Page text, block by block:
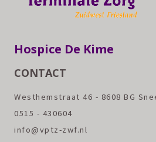
Hospice De Kime
CONTACT
Westhemstraat 46 - 8608 BG
0515 - 430604
info@vptz-zwf.nl